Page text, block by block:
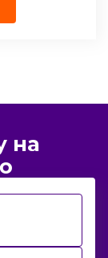
на